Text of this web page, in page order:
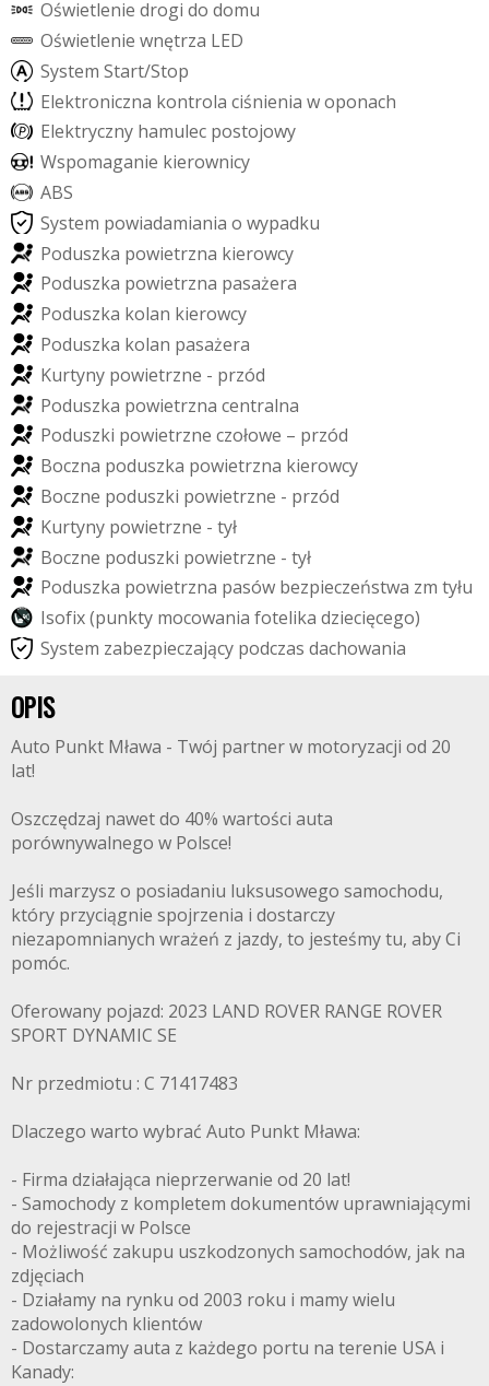
Oświetlenie drogi do domu
Oświetlenie wnętrza LED
System Start/Stop
Elektroniczna kontrola ciśnienia woponach
Elektryczny hamulec postojowy
Wspomaganie kierownicy
ABS
System powiadamiania o wypadku
Poduszka powietrzna kierowcy
Poduszka powietrzna pasażera
Poduszka kolan kierowcy
Poduszka kolan pasażera
Kurtyny powietrzne - przód
Poduszka powietrzna centralna
Poduszki powietrzne czołowe – przód
Boczna poduszka powietrzna kierowcy
Boczne poduszki powietrzne - przód
Kurtyny powietrzne - tył
Boczne poduszki powietrzne - tył
Poduszka powietrzna pasów bezpieczeństwa zm tyłu
Isofix(punkty mocowania fotelika dziecięcego)
System zabezpieczający podczas dachowania
OPIS
Auto Punkt Mława - Twój partner w motoryzacji od 20
lat!
Oszczędzaj nawet do 40% wartości auta
porównywalnego w Polsce!
Jeśli marzysz o posiadaniu luksusowego samochodu,
który przyciągnie spojrzenia i dostarczy
niezapomnianych wrażeń z jazdy, to jesteśmy tu, aby Ci
pomóc.
Oferowany pojazd: 2023 LAND ROVER RANGE ROVER
SPORT DYNAMIC SE
Nr przedmiotu : C 71417483
Dlaczego warto wybrać Auto Punkt Mława:
- Firma działająca nieprzerwanie od 20 lat!
- Samochody z kompletem dokumentów uprawniającymi
do rejestracji w Polsce
- Możliwość zakupu uszkodzonych samochodów, jak na
zdjęciach
- Działamy na rynku od 2003 roku i mamy wielu
zadowolonych klientów
- Dostarczamy auta z każdego portu na terenie USA i
Kanady: